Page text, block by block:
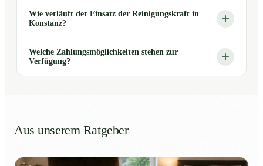
Wie verläuft der Einsatz der Reinigungskraft in
Konstanz?
Welche Zahlungsmöglichkeiten stehen zur
Verfügung?
Aus unserem Ratgeber